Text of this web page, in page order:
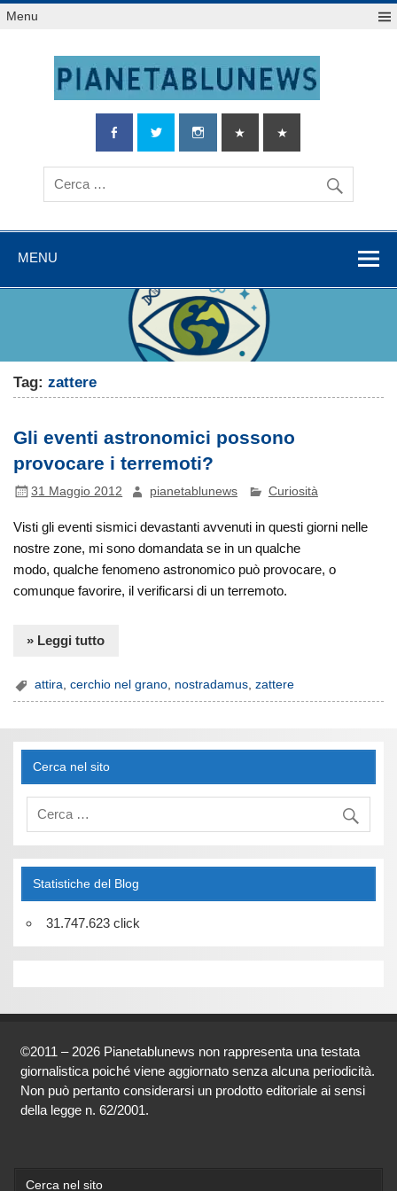
Salta
alMenu
MENU
Tag:zattere
Gli eventi astronomici possono
provocare i terremoti?
31 Maggio 2012 pianetablunews Curiosità
Visti gli eventi sismici devastanti avvenuti in questi giorni nelle
nostre zone, mi sono domandata se in un qualche
modo, qualche fenomeno astronomico può provocare, o
comunque favorire, il verificarsi di un terremoto.
» Leggi tutto
attira ,cerchio nel grano nostradamus ,zattere
Cerca nel sito
Statistiche del Blog
31.747.623 click
©2011 – 2026 Pianetablunews non rappresenta una testata
giornalistica poiché viene aggiornato senza alcuna periodicità.
Non può pertanto considerarsi un prodotto editoriale ai sensi
della legge n. 62/2001.
Cerca nel sito